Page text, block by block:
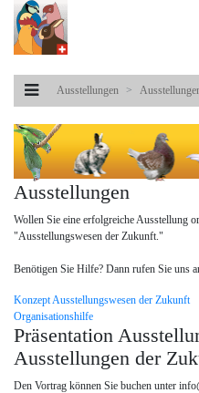
Ausstellungen
Ausstellungen
Wollen Sie eine erfolgreiche Ausstellung
"Ausstellungswesen der Zukunft."
Benötigen Sie Hilfe? Dann rufen Sie uns
Konzept Ausstellungswesen der Zukunft
Organisationshilfe
Präsentation
Ausstellungen der
Den Vortrag können Sie buchen unter